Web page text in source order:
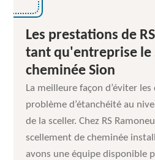
Les prestations de
tant qu'entreprise le
cheminée Sion
La meilleure façon d’éviter les
problème d’étanchéité au
de la sceller. Chez RS
scellement de cheminée
avons une équipe disponible